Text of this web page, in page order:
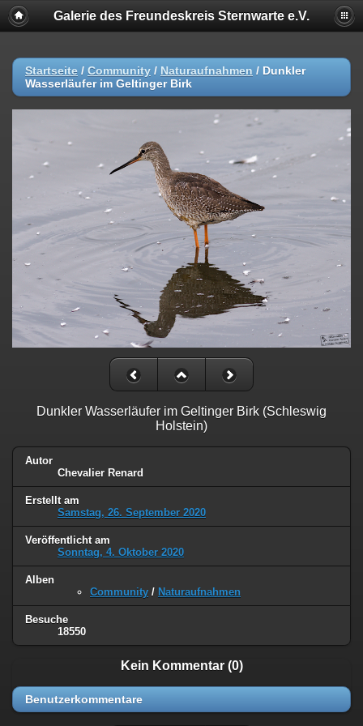
Galerie des Freundeskreis Sternwarte e.V.
Startseite / Community / Naturaufnahmen / Dunkler
Wasserläufer im Geltinger Birk
Dunkler Wasserläufer im Geltinger Birk (Schleswig
Holstein)
Autor
Chevalier Renard
Erstellt am
Samstag, 26. September 2020
Veröffentlicht am
Sonntag, 4. Oktober 2020
Alben
Community / Naturaufnahmen
Besuche
18550
Kein Kommentar (0)
Benutzerkommentare